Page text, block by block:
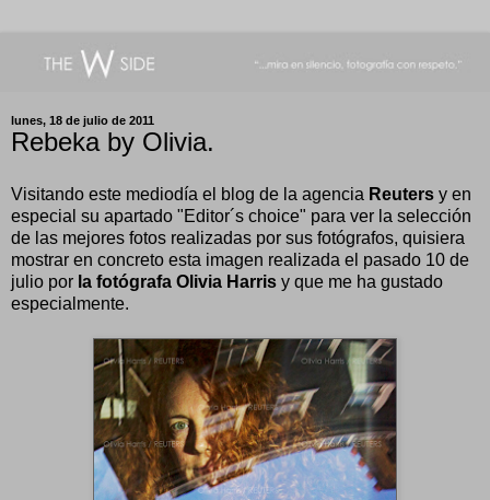
lunes, 18 de julio de 2011
Rebeka by Olivia.
Visitando este mediodía el blog de la agencia Reuters y en
especial su apartado "Editor´s choice" para ver la selección
de las mejores fotos realizadas por sus fotógrafos, quisiera
mostrar en concreto esta imagen realizada el pasado 10 de
julio por la fotógrafa Olivia Harris y que me ha gustado
especialmente.